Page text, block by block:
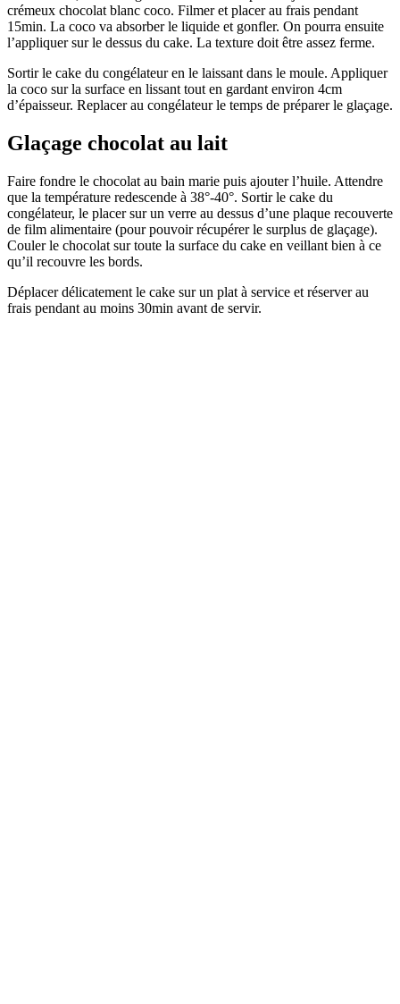
crémeux chocolat blanc coco. Filmer et placer au frais pendant
15min. La coco va absorber le liquide et gonfler. On pourra ensuite
l’appliquer sur le dessus du cake. La texture doit être assez ferme.
Sortir le cake du congélateur en le laissant dans le moule. Appliquer
la coco sur la surface en lissant tout en gardant environ 4cm
d’épaisseur. Replacer au congélateur le temps de préparer le glaçage.
Glaçage chocolat au lait
Faire fondre le chocolat au bain marie puis ajouter l’huile. Attendre
que la température redescende à 38°-40°. Sortir le cake du
congélateur, le placer sur un verre au dessus d’une plaque recouverte
de film alimentaire (pour pouvoir récupérer le surplus de glaçage).
Couler le chocolat sur toute la surface du cake en veillant bien à ce
qu’il recouvre les bords.
Déplacer délicatement le cake sur un plat à service et réserver au
frais pendant au moins 30min avant de servir.